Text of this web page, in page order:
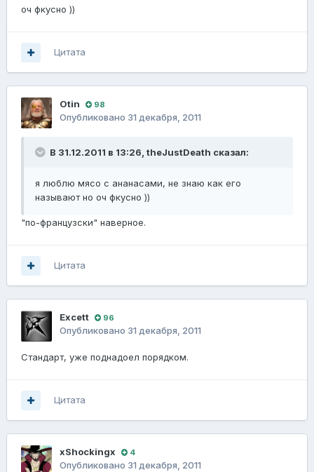
оч фкусно ))
Цитата
Otin 98
Опубликовано 31 декабря, 2011
В 31.12.2011 в 13:26, theJustDeath сказал:
я люблю мясо с ананасами, не знаю как его
называют но оч фкусно ))
"по-французски" наверное.
Цитата
Excett 96
Опубликовано 31 декабря, 2011
Стандарт, уже поднадоел порядком.
Цитата
xShockingx 4
Опубликовано 31 декабря, 2011